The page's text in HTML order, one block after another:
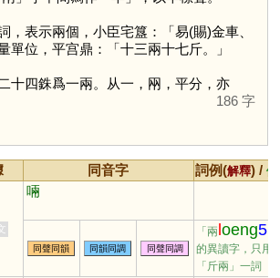
表示兩個，小臣宅簋：「易(賜)金車、
單位，平宫鼎：「十三兩十七斤。」
四銖爲一兩。从一，㒳，平分，亦
186 字
同音字 詞例(解釋) /
啢
同聲同韻 同韻同調 同聲同調
「兩 loeng5
的異讀字，只用
「斤兩」一詞